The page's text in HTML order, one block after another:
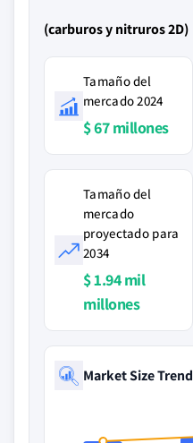
(carburos y nitruros 2D)
Tamaño del
mercado 2024
$ 67 millones
Tamaño del
mercado
proyectado para
2034
$ 1.94 mil
millones
Market Size Trend